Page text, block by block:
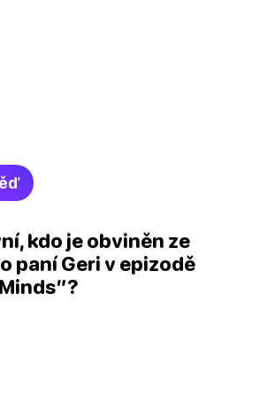
kdo je obviněn ze
paní Geri v epizodě